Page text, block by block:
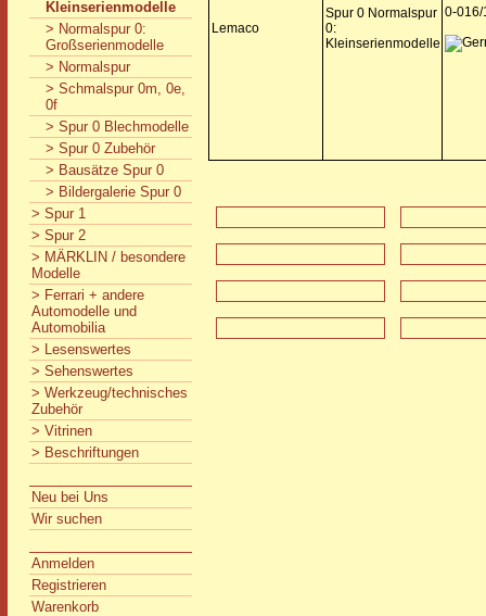
Kleinserienmodelle
> Normalspur 0:
Großserienmodelle
> Normalspur
> Schmalspur 0m, 0e,
0f
> Spur 0 Blechmodelle
> Spur 0 Zubehör
> Bausätze Spur 0
> Bildergalerie Spur 0
> Spur 1
> Spur 2
> MÄRKLIN / besondere
Modelle
> Ferrari + andere
Automodelle und
Automobilia
> Lesenswertes
> Sehenswertes
> Werkzeug/technisches
Zubehör
> Vitrinen
> Beschriftungen
Neu bei Uns
Wir suchen
Anmelden
Registrieren
Warenkorb
Lemaco
Spur 0 Normalspur
0:
Kleinserienmodelle
0-016/